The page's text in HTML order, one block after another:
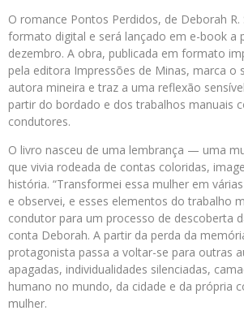
O romance Pontos Perdidos, de Deborah R.
formato digital e será lançado em e-book a
dezembro. A obra, publicada em formato
pela editora Impressões de Minas, marca o
autora mineira e traz a uma reflexão
partir do bordado e dos trabalhos manuais
condutores.
O livro nasceu de uma lembrança — uma
que vivia rodeada de contas coloridas,
história. “Transformei essa mulher em
e observei, e esses elementos do trabalho
condutor para um processo de descoberta
conta Deborah. A partir da perda da
protagonista passa a voltar-se para outras
apagadas, individualidades silenciadas,
humano no mundo, da cidade e da própria
mulher.